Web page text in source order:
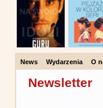
News Wydarzenia O
Newsletter